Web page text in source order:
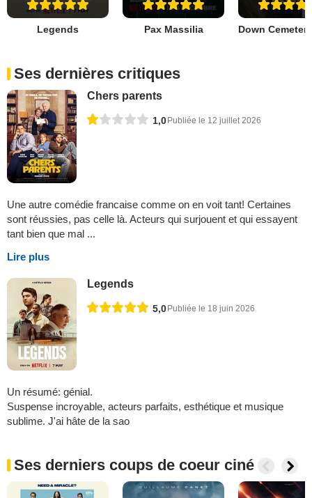
Legends Pax Massilia
Ses dernières critiques
Chers parents
1,0 Publiée le 12 juillet 2026
Une autre comédie francaise comme on en voit tant! Certaines
sont réussies, pas celle là. Acteurs qui surjouent et qui essayent
tant bien que mal ...
Lire plus
Legends
5,0Publiée le 18 juin 2026
Un résumé: génial.
Suspense incroyable, acteurs parfaits, esthétique et musique
sublime. J'ai hâte de la sao
Ses derniers coups de coeur ciné